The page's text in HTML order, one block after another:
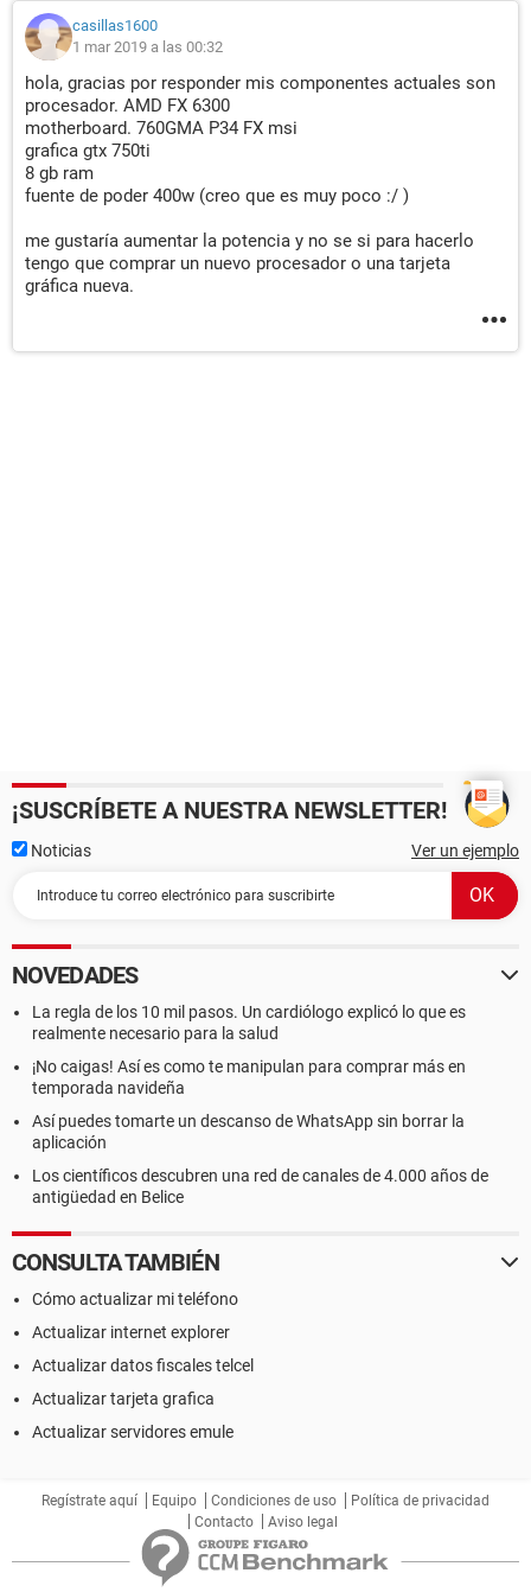
casillas1600
1 mar 2019 a las 00:32
hola, gracias por responder mis componentes actuales son
procesador. AMD FX 6300
motherboard. 760GMA P34 FX msi
grafica gtx 750ti
8 gb ram
fuente de poder 400w (creo que es muy poco :/ )
me gustaría aumentar la potencia y no se si para hacerlo
tengo que comprar un nuevo procesador o una tarjeta
gráfica nueva.
¡SUSCRÍBETE A NUESTRA NEWSLETTER!
Noticias Ver un ejemplo
NOVEDADES
La regla de los 10 mil pasos. Un cardiólogo explicó lo que es
realmente necesario para la salud
¡No caigas! Así es como te manipulan para comprar más en
temporada navideña
Así puedes tomarte un descanso de WhatsApp sin borrar la
aplicación
Los científicos descubren una red de canales de 4.000 años de
antigüedad en Belice
CONSULTA TAMBIÉN
Cómo actualizar mi teléfono
Actualizar internet explorer
Actualizar datos fiscales telcel
Actualizar tarjeta grafica
Actualizar servidores emule
Regístrate aquí Equipo Condiciones de uso
Política de privacidad
Contacto
Aviso legal